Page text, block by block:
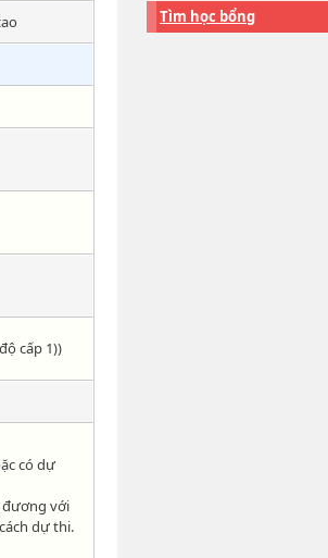
cấp 1))
có dự
đương với
dự thi.
Tìm học bổng